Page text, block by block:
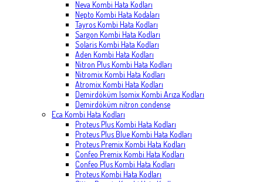
Neva Kombi Hata Kodları
Nepto Kombi Hata Kodaları
Tayros Kombi Hata Kodları
Sargon Kombi Hata Kodları
Solaris Kombi Hata Kodları
Aden Kombi Hata Kodları
Nitron Plus Kombi Hata Kodları
Nitromix Kombi Hata Kodları
Atromix Kombi Hata Kodları
Demirdöküm Isomix Kombi Arıza Kodları
Demirdöküm nitron condense
Eca Kombi Hata Kodları
Proteus Plus Kombi Hata Kodları
Proteus Plus Blue Kombi Hata Kodları
Proteus Premix Kombi Hata Kodları
Confeo Premix Kombi Hata Kodları
Confeo Plus Kombi Hata Kodları
Proteus Kombi Hata Kodları